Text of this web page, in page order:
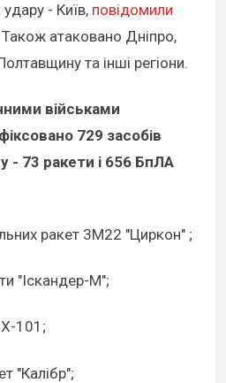
- Київ, повідомили
Також атаковано Дніпро,
та інші регіони.
військами
729 засобів
- 73 ракети і 656 БпЛА
ракет 3М22 "Циркон" ;
"Іскандер-М";
Х-101;
"Калібр";